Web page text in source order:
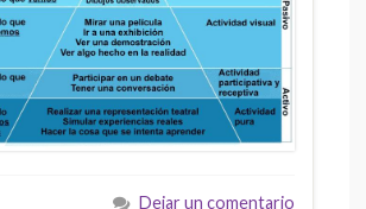
Dejar un comentario